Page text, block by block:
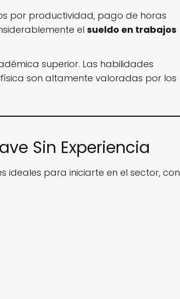
por productividad, pago de horas
el sueldo en trabajos
superior. Las habilidades
son altamente valoradas por los
Sin Experiencia
ideales para iniciarte en el sector, con